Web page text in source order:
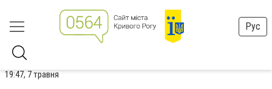
Рус
19:47, 7 травня